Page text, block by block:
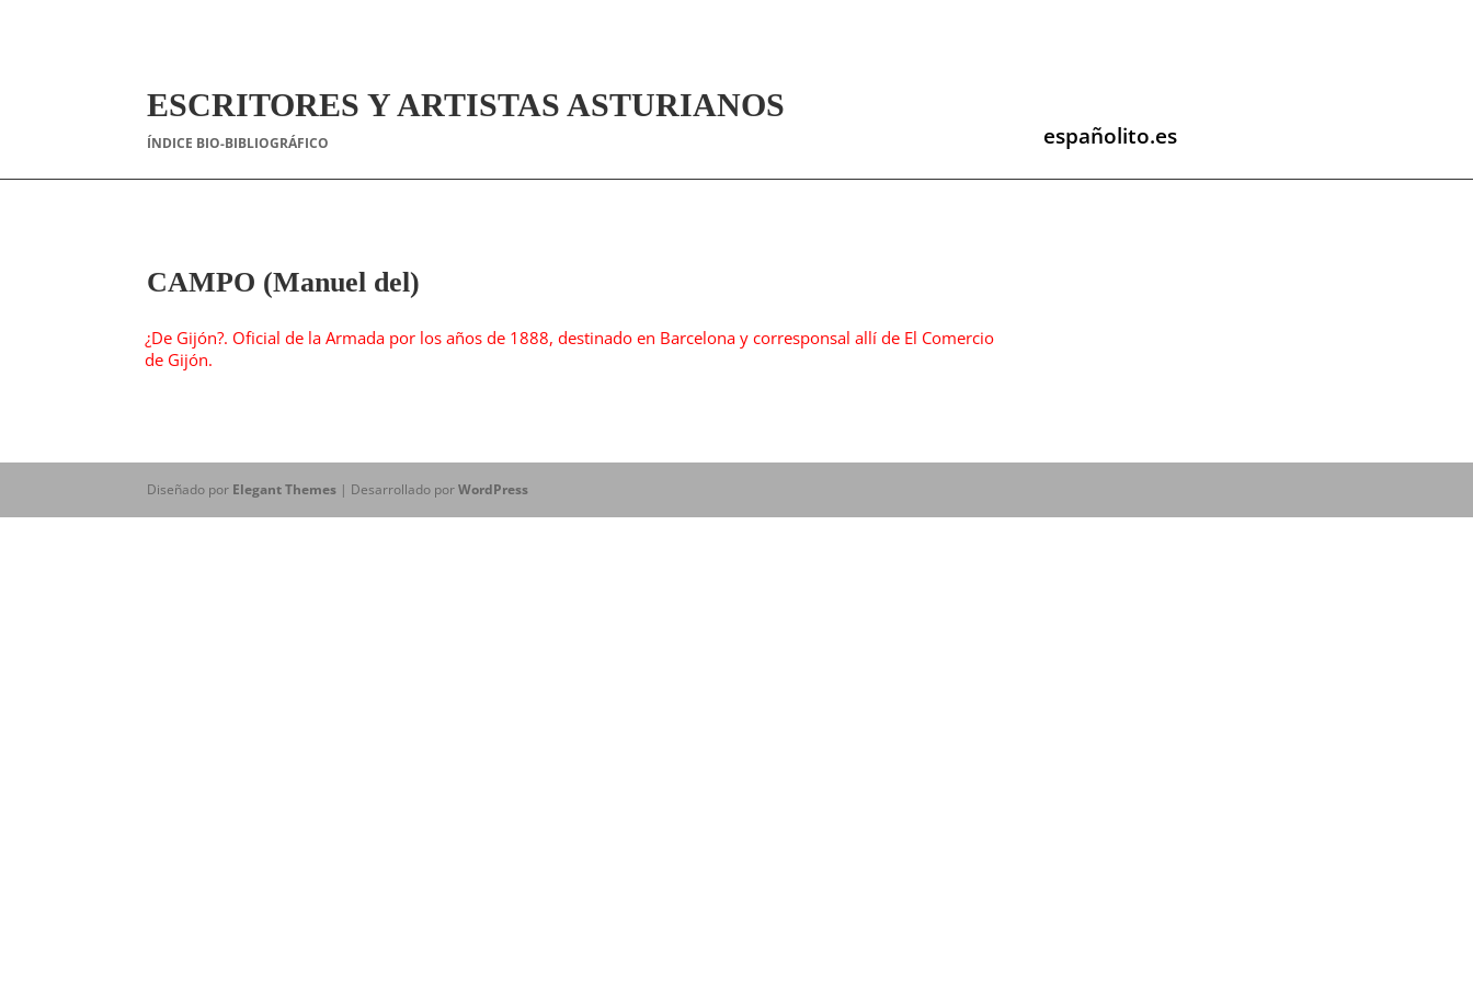
ESCRITORES Y ARTISTAS ASTURIANOS
ÍNDICE BIO-BIBLIOGRÁFICO españolito.es
CAMPO (Manuel del)
¿De Gijón?. Oficial de la Armada por los años de 1888, destinado en Barcelona y corresponsal allí de El Comercio
de Gijón.
Diseñado por Elegant Themes | Desarrollado porWordPress